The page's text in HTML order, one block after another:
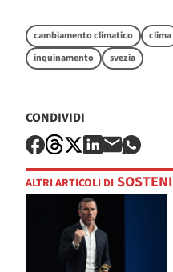
cambiamento climatico clima
inquinamento
svezia
CONDIVIDI
ALTRI ARTICOLI DI